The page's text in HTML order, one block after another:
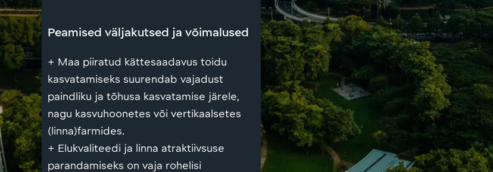
Peamised väljakutsed ja võimalused
+ Maa piiratud kättesaadavus toidu
kasvatamiseks suurendab vajadust
paindliku ja tõhusa kasvatamise järele,
nagu kasvuhoonetes või vertikaalsetes
(linna)farmides.
+ Elukvaliteedi ja linna atraktiivsuse
parandamiseks on vaja rohelisi